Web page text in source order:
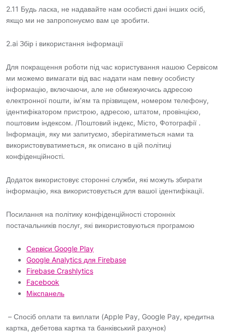
2.11 Будь ласка, не надавайте нам особисті дані інших осіб,
якщо ми не запропонуємо вам це зробити.
2.ai Збір і використання інформації
Для покращення роботи під час користування нашою Сервісом
ми можемо вимагати від вас надати нам певну особисту
інформацію, включаючи, але не обмежуючись адресою
електронної пошти, ім’ям та прізвищем, номером телефону,
ідентифікатором пристрою, адресою, штатом, провінцією,
поштовим індексом. /Поштовий індекс, Місто, Фотографії .
Інформація, яку ми запитуємо, зберігатиметься нами та
використовуватиметься, як описано в цій політиці
конфіденційності.
Додаток використовує сторонні служби, які можуть збирати
інформацію, яка використовується для вашої ідентифікації.
Посилання на політику конфіденційності сторонніх
постачальників послуг, які використовуються програмою
Сервіси Google Play
Google Analytics для Firebase
Firebase Crashlytics
Facebook
Мікспанель
– Спосіб оплати та виплати (Apple Pay, Google Pay, кредитна
картка, дебетова картка та банківський рахунок)